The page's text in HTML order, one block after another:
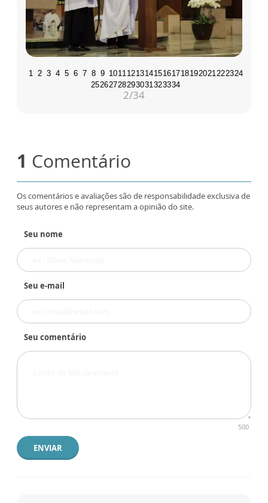
1 2 3 4 5 6 7 8 9 1011 12131415161718192021 222324
25262728293031 323334
2/34
1 Comentário
Os comentários e avaliações são de responsabilidade exclusiva de
seus autores e não representam a opinião do site.
Seu nome
Seu e-mail
Seu comentário
500
ENVIAR